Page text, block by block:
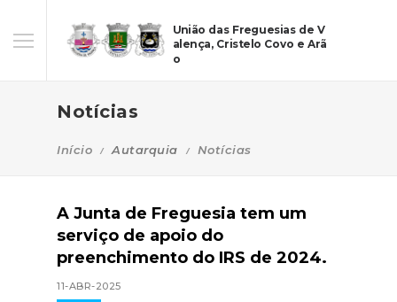
União das Freguesias de V
alença, Cristelo Covo e Arã
o
Notícias
Início Autarquia Notícias
A Junta de Freguesia tem um
serviço de apoio do
preenchimento do IRS de 2024.
11-ABR-2025